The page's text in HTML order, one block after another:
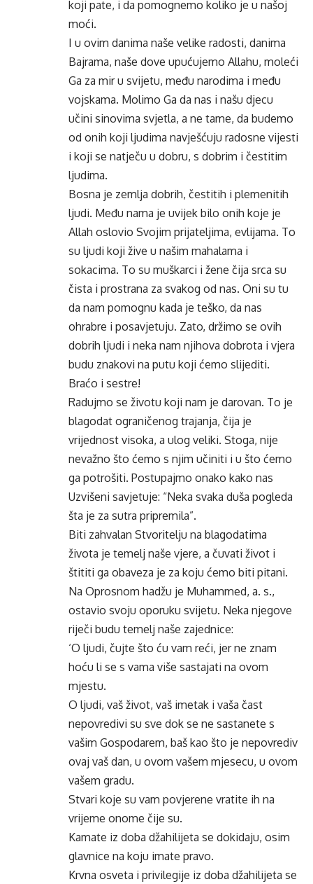
koji pate, i da pomognemo koliko je u našoj
moći.
I u ovim danima naše velike radosti, danima
Bajrama, naše dove upućujemo Allahu, moleći
Ga za mir u svijetu, među narodima i među
vojskama. Molimo Ga da nas i našu djecu
učini sinovima svjetla, a ne tame, da budemo
od onih koji ljudima navješćuju radosne vijesti
i koji se natječu u dobru, s dobrim i čestitim
ljudima.
Bosna je zemlja dobrih, čestitih i plemenitih
ljudi. Među nama je uvijek bilo onih koje je
Allah oslovio Svojim prijateljima, evlijama. To
su ljudi koji žive u našim mahalama i
sokacima. To su muškarci i žene čija srca su
čista i prostrana za svakog od nas. Oni su tu
da nam pomognu kada je teško, da nas
ohrabre i posavjetuju. Zato, držimo se ovih
dobrih ljudi i neka nam njihova dobrota i vjera
budu znakovi na putu koji ćemo slijediti.
Braćo i sestre!
Radujmo se životu koji nam je darovan. To je
blagodat ograničenog trajanja, čija je
vrijednost visoka, a ulog veliki. Stoga, nije
nevažno što ćemo s njim učiniti i u što ćemo
ga potrošiti. Postupajmo onako kako nas
Uzvišeni savjetuje: “Neka svaka duša pogleda
šta je za sutra pripremila”.
Biti zahvalan Stvoritelju na blagodatima
života je temelj naše vjere, a čuvati život i
štititi ga obaveza je za koju ćemo biti pitani.
Na Oprosnom hadžu je Muhammed, a. s.,
ostavio svoju oporuku svijetu. Neka njegove
riječi budu temelj naše zajednice:
‘O ljudi, čujte što ću vam reći, jer ne znam
hoću li se s vama više sastajati na ovom
mjestu.
O ljudi, vaš život, vaš imetak i vaša čast
nepovredivi su sve dok se ne sastanete s
vašim Gospodarem, baš kao što je nepovrediv
ovaj vaš dan, u ovom vašem mjesecu, u ovom
vašem gradu.
Stvari koje su vam povjerene vratite ih na
vrijeme onome čije su.
Kamate iz doba džahilijeta se dokidaju, osim
glavnice na koju imate pravo.
Krvna osveta i privilegije iz doba džahilijeta se